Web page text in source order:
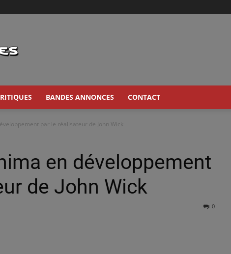
BANDES ANNONCES CONTACT
par le réalisateur de John Wick
en développement
de John Wick
0